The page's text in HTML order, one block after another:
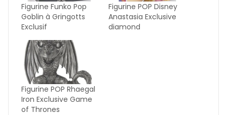
Figurine Funko Pop
Goblin à Gringotts
Exclusif
Figurine POP Disney
Anastasia Exclusive
diamond
Figurine POP Rhaegal
Iron Exclusive Game
of Thrones